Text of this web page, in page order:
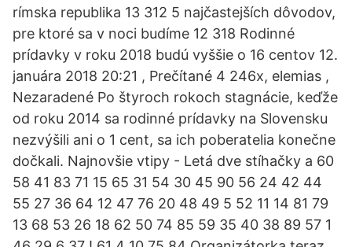
rímska republika 13 312 5 najčastejších dôvodov,
pre ktoré sa v noci budíme 12 318 Rodinné
prídavky v roku 2018 budú vyššie o 16 centov 12.
januára 2018 20:21 , Prečítané 4 246x, elemias ,
Nezaradené Po štyroch rokoch stagnácie, keďže
od roku 2014 sa rodinné prídavky na Slovensku
nezvýšili ani o 1 cent, sa ich poberatelia konečne
dočkali. Najnovšie vtipy - Letá dve stíhačky a 60
58 41 83 71 15 65 31 54 30 45 90 56 24 42 44
55 27 36 64 12 47 76 20 48 49 5 52 11 14 81 79
13 68 53 26 18 62 50 74 85 59 35 40 38 89 57 1